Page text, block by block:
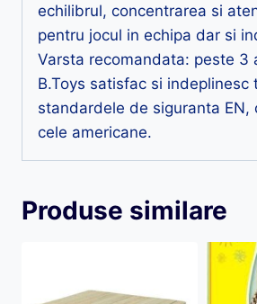
echilibrul, concentrarea si
pentru jocul in echipa dar si
Varsta recomandata: peste 3
B.Toys satisfac si indeplinesc
standardele de siguranta EN,
cele americane.
Produse similare